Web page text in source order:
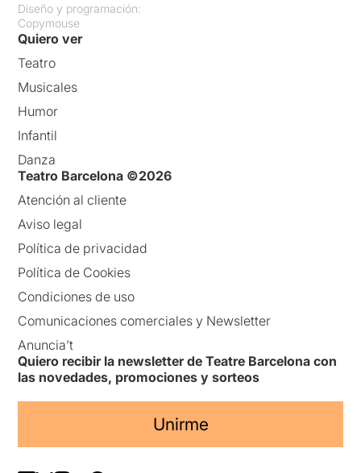
Diseño y programación:
Copymouse
Quiero ver
Teatro
Musicales
Humor
Infantil
Danza
Teatro Barcelona ©2026
Atención al cliente
Aviso legal
Política de privacidad
Política de Cookies
Condiciones de uso
Comunicaciones comerciales y Newsletter
Anuncia’t
Quiero recibir la newsletter de Teatre Barcelona con
las novedades, promociones y sorteos
Unirme